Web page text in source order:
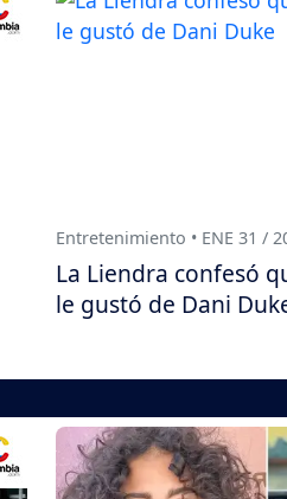
Entretenimiento • ENE 31 /
La Liendra confesó
le gustó de Dani